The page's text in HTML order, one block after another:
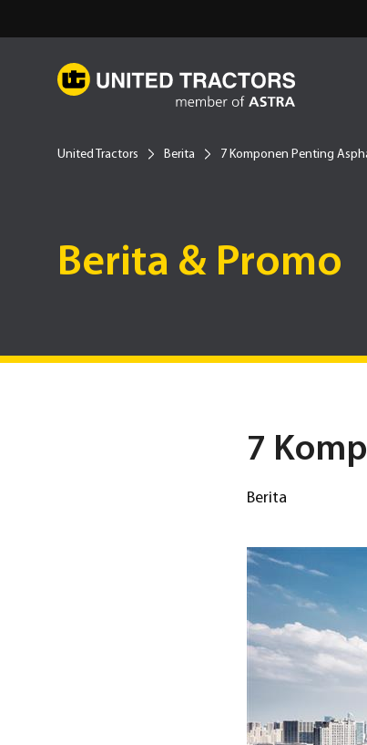
United Tractors Berita 7 Komponen Penting
Berita & Promo
7
Berita